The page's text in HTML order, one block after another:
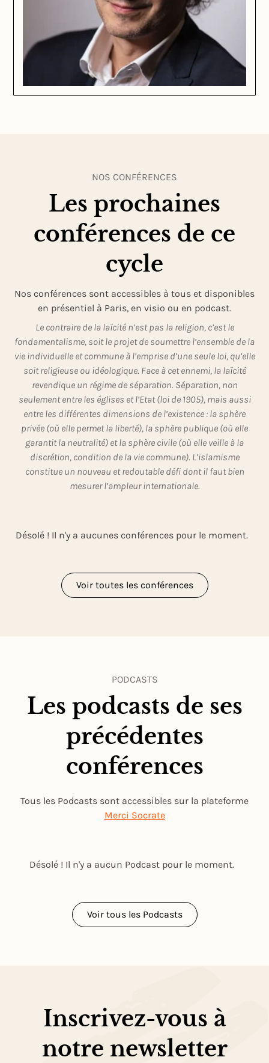
NOS CONFÉRENCES
Les prochaines
conférences de ce
cycle
Nos conférences sont accessibles à tous et disponibles
en présentiel à Paris, en visio ou en podcast.
Le contraire de la laïcité n’est pas la religion, c’est le
fondamentalisme, soit le projet de soumettre l’ensemble de la
vie individuelle et commune à l’emprise d’une seule loi, qu’elle
soit religieuse ou idéologique. Face à cet ennemi, la laïcité
revendique un régime de séparation. Séparation, non
seulement entre les églises et l’Etat (loi de 1905), mais aussi
entre les différentes dimensions de l’existence : la sphère
privée (où elle permet la liberté), la sphère publique (où elle
garantit la neutralité) et la sphère civile (où elle veille à la
discrétion, condition de la vie commune). L’islamisme
constitue un nouveau et redoutable défi dont il faut bien
mesurer l’ampleur internationale.
Désolé ! Il n'y a aucunes conférences pour le moment.
Voir toutes les conférences
PODCASTS
Les podcasts de ses
précédentes
conférences
Tous les Podcasts sont accessibles sur la plateforme
Merci Socrate
Désolé ! Il n'y a aucun Podcast pour le moment.
Voir tous les Podcasts
Inscrivez-vous à
notre newsletter